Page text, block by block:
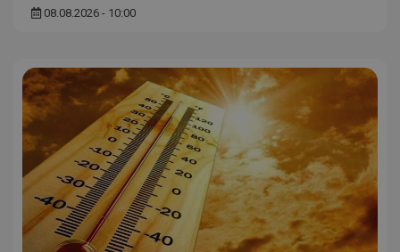
08.08.2026 - 10:00